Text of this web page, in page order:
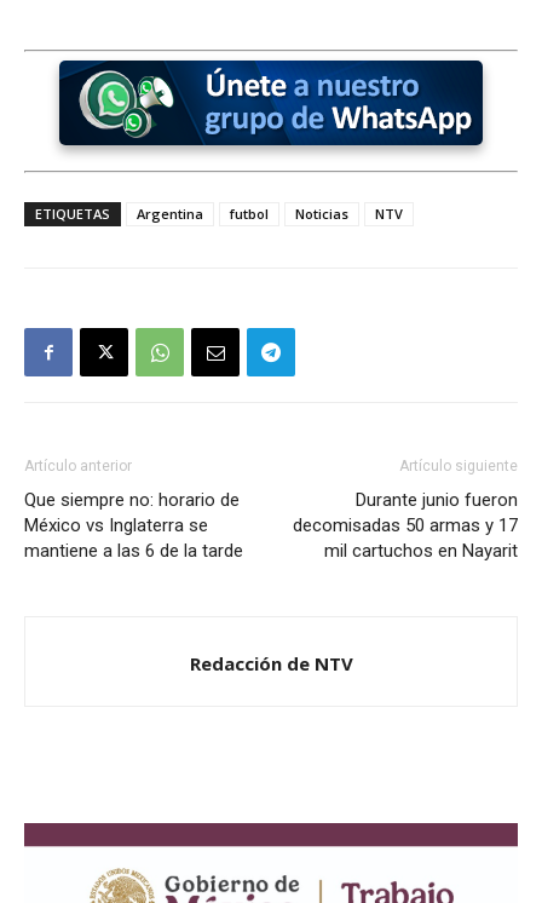
ETIQUETAS Argentina futbol Noticias NTV
Artículo anterior
Que siempre no: horario de
México vs Inglaterra se
mantiene a las 6 de la tarde
Artículo siguiente
Durante junio fueron
decomisadas 50 armas y 17
mil cartuchos en Nayarit
Redacción de NTV